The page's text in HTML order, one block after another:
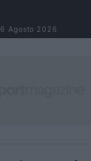
6 Agosto 2026